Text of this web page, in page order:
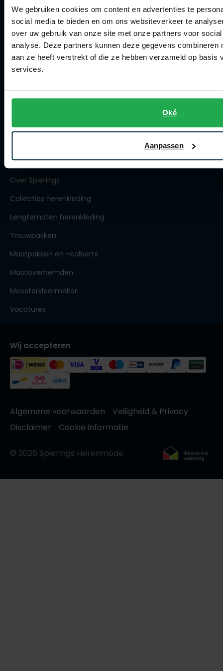
We gebruiken cookies om content en advertenties te
social media te bieden en om ons websiteverkeer te
over uw gebruik van onze site met onze partners voor
analyse. Deze partners kunnen deze gegevens combineren
aan ze heeft verstrekt of die ze hebben verzameld op basis
services.
Oké
Aanpassen
Actievoorwaarden
Artikelonderhoud
Winkel
Contact webshop
Spierings Herenmode
Over Spierings
Collecties herenkleding
Lengtematen herenkleding
Trouwpakken
Maatpakken en -colberts
Maatoverhemden
Meesterkleermaker
Vacatures
Wij accepteren
Algemene voorwaarden
Veiligheid & Privacy
Disclaimer
Cookie informatie
© 2026 Spierings Herenmode